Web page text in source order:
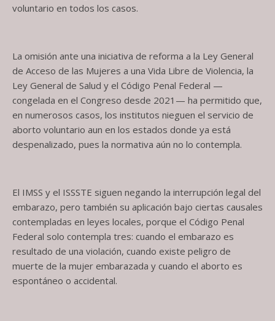
voluntario en todos los casos.
La omisión ante una iniciativa de reforma a la Ley General
de Acceso de las Mujeres a una Vida Libre de Violencia, la
Ley General de Salud y el Código Penal Federal —
congelada en el Congreso desde 2021— ha permitido que,
en numerosos casos, los institutos nieguen el servicio de
aborto voluntario aun en los estados donde ya está
despenalizado, pues la normativa aún no lo contempla.
El IMSS y el ISSSTE siguen negando la interrupción legal del
embarazo, pero también su aplicación bajo ciertas causales
contempladas en leyes locales, porque el Código Penal
Federal solo contempla tres: cuando el embarazo es
resultado de una violación, cuando existe peligro de
muerte de la mujer embarazada y cuando el aborto es
espontáneo o accidental.